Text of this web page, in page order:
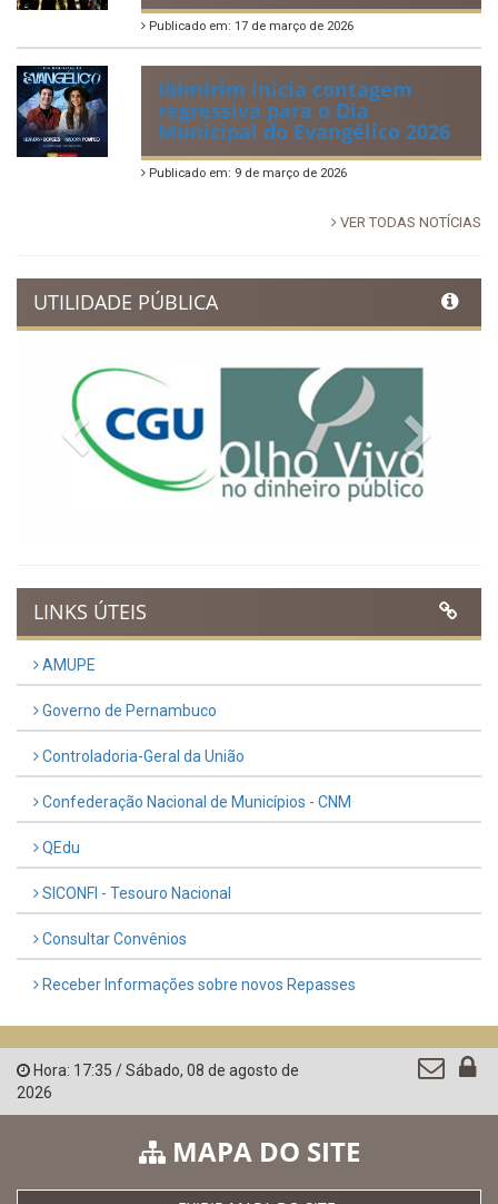
Publicado em: 17 de março de 2026
Ibimirim inicia contagem
regressiva para o Dia
Municipal do Evangélico 2026
Publicado em: 9 de março de 2026
VER TODAS NOTÍCIAS
UTILIDADE PÚBLICA
Previous
LINKS ÚTEIS
AMUPE
Governo de Pernambuco
Controladoria-Geral da União
Confederação Nacional de Municípios - CNM
QEdu
SICONFI - Tesouro Nacional
Consultar Convênios
Receber Informações sobre novos Repasses
Hora: 17:35 /Sábado, 08 de agosto de
2026
MAPA DO SITE